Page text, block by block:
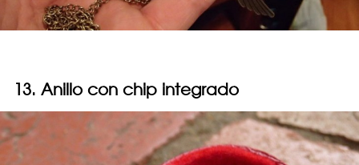
13. Anillo con chip integrado